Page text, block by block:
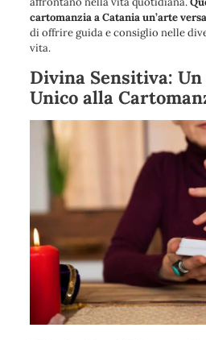
cartomanzia a Catania un’arte
di offrire guida e consiglio nelle
vita.
Divina Sensitiva:
Unico alla